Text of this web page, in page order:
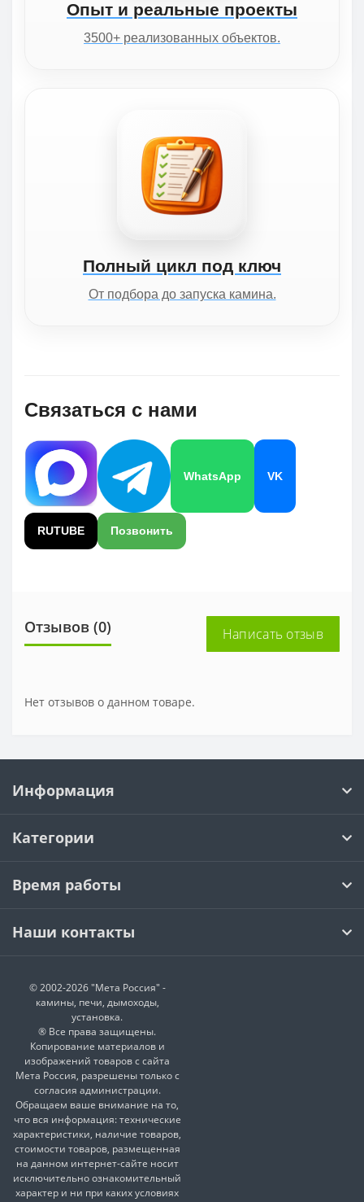
Опыт и реальные проекты
3500+ реализованных объектов.
Полный цикл под ключ
От подбора до запуска камина.
Связаться с нами
WhatsApp VK
RUTUBE Позвонить
Отзывов (0) Написать отзыв
Нет отзывов о данном товаре.
Информация
Категории
Время работы
Наши контакты
© 2002-2026 "Мета Россия" -
камины, печи, дымоходы,
установка.
® Все права защищены.
Копирование материалов и
изображений товаров с сайта
Мета Россия, разрешены только с
согласия администрации.
Обращаем ваше внимание на то,
что вся информация: технические
характеристики, наличие товаров,
стоимости товаров, размещенная
на данном интернет-сайте носит
исключительно ознакомительный
характер и ни при каких условиях